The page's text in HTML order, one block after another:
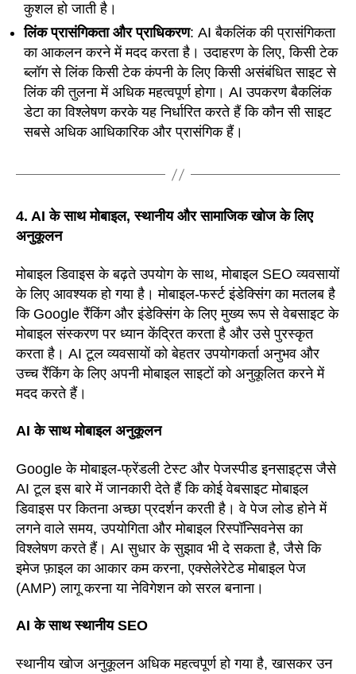
कुशल हो जाती है।
लिंक प्रासंगिकता और प्राधिकरण: AI बैकलिंक की प्रासंगिकता
का आकलन करने में मदद करता है। उदाहरण के लिए, किसी टेक
ब्लॉग से लिंक किसी टेक कंपनी के लिए किसी असंबंधित साइट से
लिंक की तुलना में अधिक महत्वपूर्ण होगा। AI उपकरण बैकलिंक
डेटा का विश्लेषण करके यह निर्धारित करते हैं कि कौन सी साइट
सबसे अधिक आधिकारिक और प्रासंगिक हैं।
4. AI के साथ मोबाइल, स्थानीय और सामाजिक खोज के लिए
अनुकूलन
मोबाइल डिवाइस के बढ़ते उपयोग के साथ, मोबाइल SEO व्यवसायों
के लिए आवश्यक हो गया है। मोबाइल-फर्स्ट इंडेक्सिंग का मतलब है
कि Google रैंकिंग और इंडेक्सिंग के लिए मुख्य रूप से वेबसाइट के
मोबाइल संस्करण पर ध्यान केंद्रित करता है और उसे पुरस्कृत
करता है। AI टूल व्यवसायों को बेहतर उपयोगकर्ता अनुभव और
उच्च रैंकिंग के लिए अपनी मोबाइल साइटों को अनुकूलित करने में
मदद करते हैं।
AI के साथ मोबाइल अनुकूलन
Google के मोबाइल-फ्रेंडली टेस्ट और पेजस्पीड इनसाइट्स जैसे
AI टूल इस बारे में जानकारी देते हैं कि कोई वेबसाइट मोबाइल
डिवाइस पर कितना अच्छा प्रदर्शन करती है। वे पेज लोड होने में
लगने वाले समय, उपयोगिता और मोबाइल रिस्पॉन्सिवनेस का
विश्लेषण करते हैं। AI सुधार के सुझाव भी दे सकता है, जैसे कि
इमेज फ़ाइल का आकार कम करना, एक्सेलेरेटेड मोबाइल पेज
(AMP) लागू करना या नेविगेशन को सरल बनाना।
AI के साथ स्थानीय SEO
स्थानीय खोज अनुकूलन अधिक महत्वपूर्ण हो गया है, खासकर उन